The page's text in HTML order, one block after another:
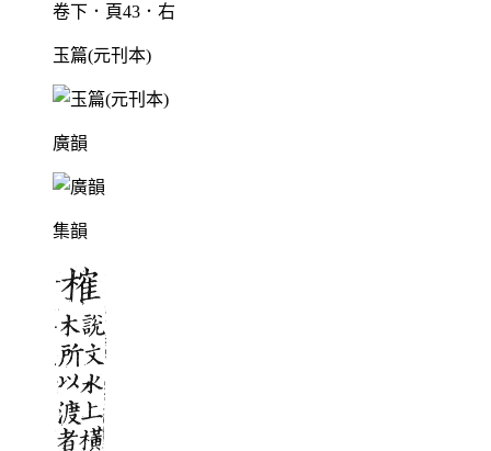
卷下．頁43．右
玉篇(元刊本)
廣韻
集韻